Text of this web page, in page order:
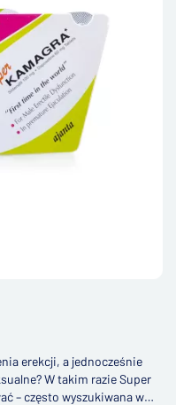
erekcji, a jednocześnie
W takim razie Super
– często wyszukiwana w